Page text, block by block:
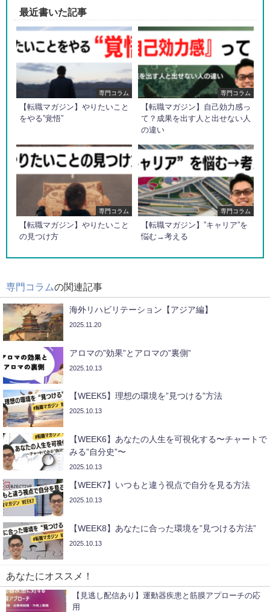
最近書いた記事
専門コラム
【転職マガジン】やりたいこと
をやる”覚悟”
専門コラム
【転職マガジン】自己効力感っ
て？成果を出す人と出せない人
の違い
専門コラム
【転職マガジン】やりたいこと
の見つけ方
専門コラム
【転職マガジン】”キャリア”を
悩む→考える
専門コラムの関連記事
海外リハビリテーション【アジア編】
2025.11.20
アロマの”効果”とアロマの”裏側”
2025.10.13
【WEEK5】理想の環境を”見つける”方法
2025.10.13
【WEEK6】あなたの人生を可視化する〜チャートで
みる”自分史”〜
2025.10.13
【WEEK7】いつもと違う視点で自分を見る方法
2025.10.13
【WEEK8】あなたに合った環境を”見つける方法”
2025.10.13
あなたにオススメ！
【見逃し配信あり】運動器疾患と筋膜アプローチの応
用